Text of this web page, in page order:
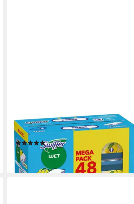
(48er-Pack feuchte Bodentücher mit
Citrusfrische)
(1)
15,49 €
lieferbar - in 2-3 Werktagen bei dir